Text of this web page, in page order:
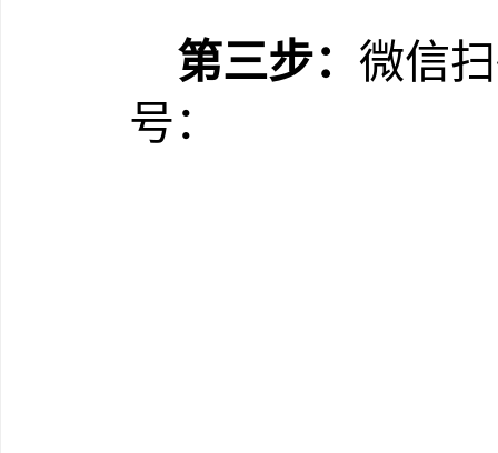
第三步： 微信
号：